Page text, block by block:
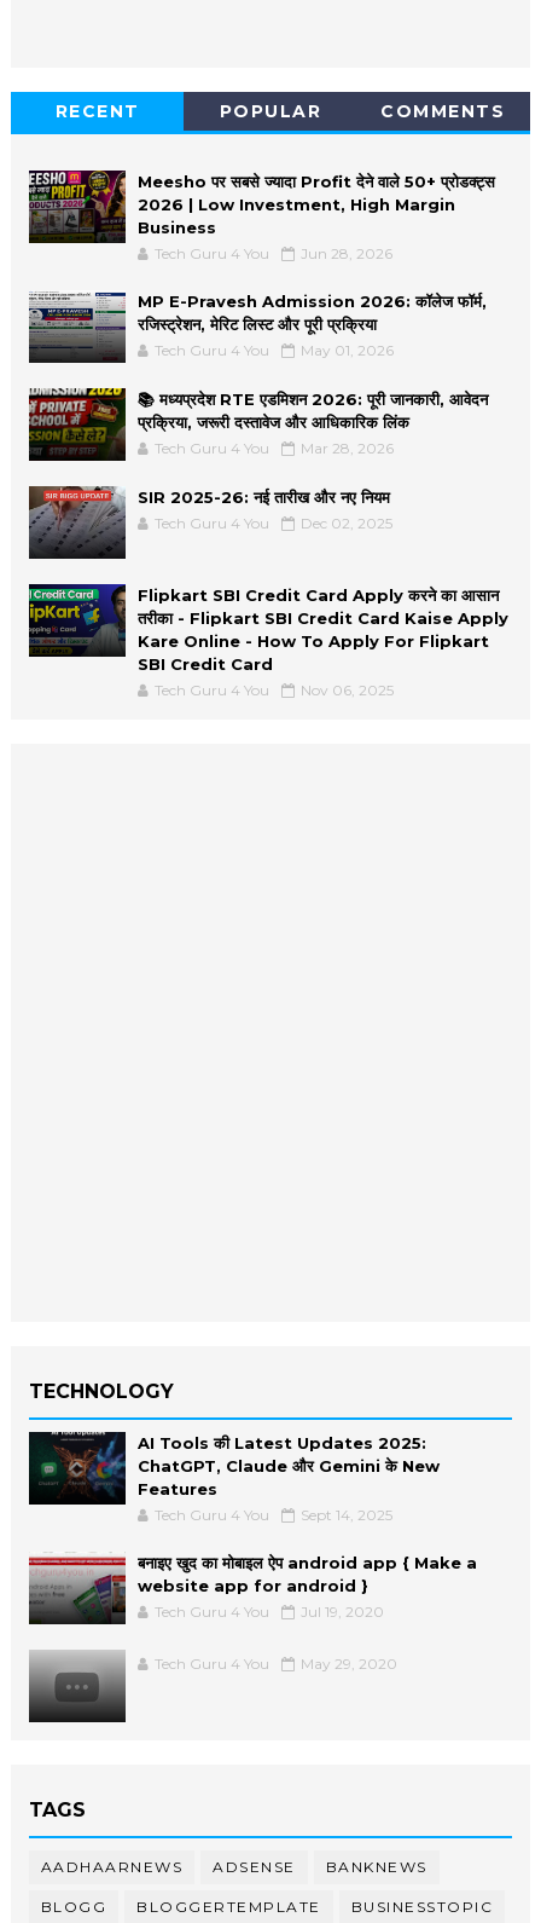
RECENT POPULAR COMMENTS
Meesho पर सबसे ज्यादा Profit देने वाले 50+ प्रोडक्ट्स
2026 | Low Investment, High Margin
Business
Tech Guru 4 You Jun 28, 2026
MP E-Pravesh Admission 2026: कॉलेज फॉर्म,
रजिस्ट्रेशन, मेरिट लिस्ट और पूरी प्रक्रिया
Tech Guru 4 You May 01, 2026
📚 मध्यप्रदेश RTE एडमिशन 2026: पूरी जानकारी, आवेदन
प्रक्रिया, जरूरी दस्तावेज और आधिकारिक लिंक
Tech Guru 4 You Mar 28, 2026
SIR 2025-26: नई तारीख और नए नियम
Tech Guru 4 You Dec 02, 2025
Flipkart SBI Credit Card Apply करने का आसान
तरीका - Flipkart SBI Credit Card Kaise Apply
Kare Online - How To Apply For Flipkart
SBI Credit Card
Tech Guru 4 You Nov 06, 2025
TECHNOLOGY
AI Tools की Latest Updates 2025:
ChatGPT, Claude और Gemini के New
Features
Tech Guru 4 You Sept 14, 2025
बनाइए खुद का मोबाइल ऐप android app { Make a
website app for android }
Tech Guru 4 You Jul 19, 2020
Tech Guru 4 You May 29, 2020
TAGS
AADHAARNEWS ADSENSE BANKNEWS
BLOGG BLOGGERTEMPLATE BUSINESSTOPIC